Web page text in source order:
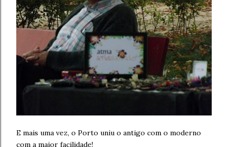
E mais uma vez, o Porto uniu o antigo com o moderno
com a maior facilidade!